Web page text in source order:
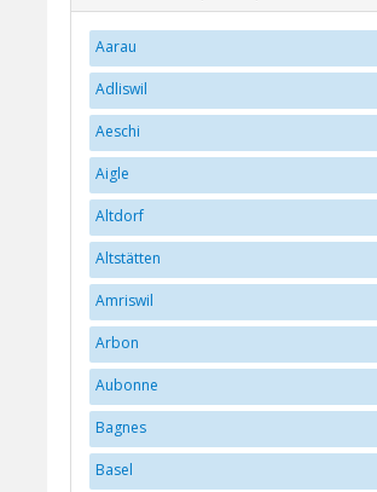
Aarau
Adliswil
Aeschi
Aigle
Altdorf
Altstätten
Amriswil
Arbon
Aubonne
Bagnes
Basel